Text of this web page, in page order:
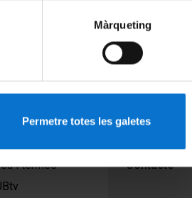
Màrqueting
Permetre totes les galetes
i termes
Contacte